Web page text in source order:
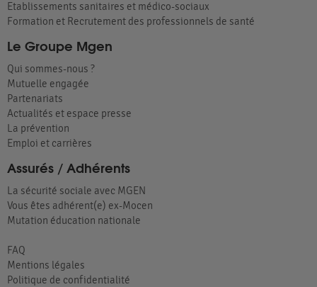
Etablissements sanitaires et médico-sociaux
Formation et Recrutement des professionnels de santé
Le Groupe Mgen
Qui sommes-nous ?
Mutuelle engagée
Partenariats
Actualités et espace presse
La prévention
Emploi et carrières
Assurés / Adhérents
La sécurité sociale avec MGEN
Vous êtes adhérent(e) ex-Mocen
Mutation éducation nationale
FAQ
Mentions légales
Politique de confidentialité